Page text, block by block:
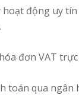
động uy tín
đơn VAT
toán qua ngân